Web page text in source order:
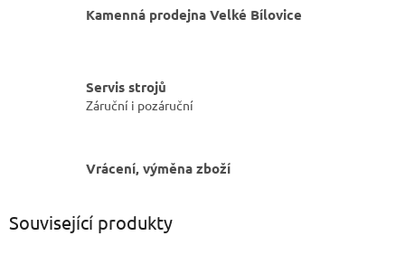
Kamenná prodejna Velké Bílovice
Servis strojů
Záruční i pozáruční
Vrácení, výměna zboží
Související produkty